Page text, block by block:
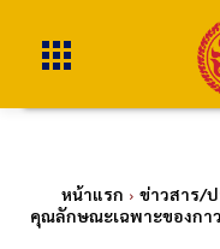
หน้าแรก ข่าวสาร/
คุณลักษณะเฉพาะของกาว